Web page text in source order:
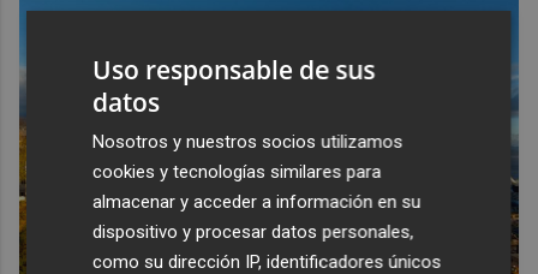
Uso responsable de sus
datos
Nosotros y nuestros socios utilizamos
cookies y tecnologías similares para
almacenar y acceder a información en su
dispositivo y procesar datos personales,
como su dirección IP, identificadores únicos